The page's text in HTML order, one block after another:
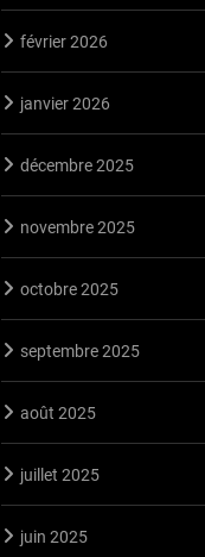
février 2026
janvier 2026
décembre 2025
novembre 2025
octobre 2025
septembre 2025
août 2025
juillet 2025
juin 2025